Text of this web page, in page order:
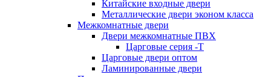
Китайские входные двери
Металлические двери эконом класса
Межкомнатные двери
Двери межкомнатные ПВХ
Царговые серия -Т
Царговые двери оптом
Ламинированные двери